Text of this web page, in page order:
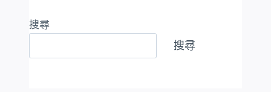
搜尋
搜尋